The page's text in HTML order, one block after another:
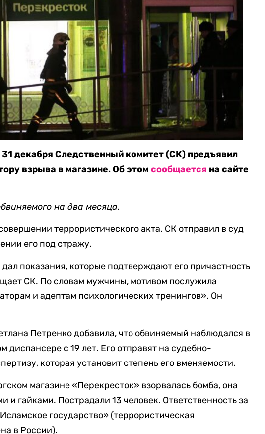
декабря Следственный комитет (СК) предъявил
взрыва в магазине. Об этомсообщается на сайте
на два месяца.
террористического акта. СК отправил в суд
его под стражу.
показания, которые подтверждают его причастность
СК. По словам мужчины, мотивом послужила
и адептам психологических тренингов». Он
Петренко добавила, что обвиняемый наблюдался в
диспансере с 19 лет. Его отправят на судебно-
которая установит степень его вменяемости.
магазине «Перекресток» взорвалась бомба, она
и гайками. Пострадали 13 человек. Ответственность за
государство» (террористическая
в России).